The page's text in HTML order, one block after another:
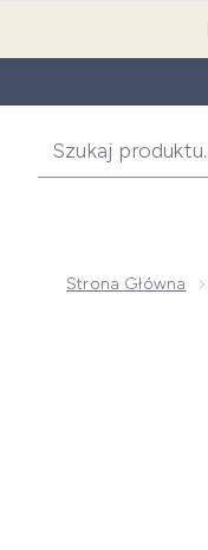
Strona Główna